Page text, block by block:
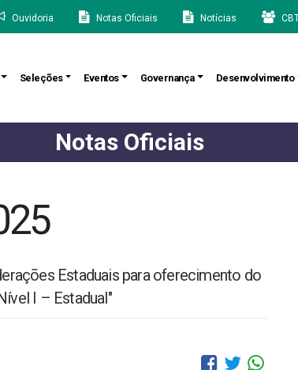
Ouvidoria Notas Oficiais Notícias
Seleções Eventos Governança Desenvolvimento
Notas Oficiais
Estaduais para oferecimento do
I – Estadual"